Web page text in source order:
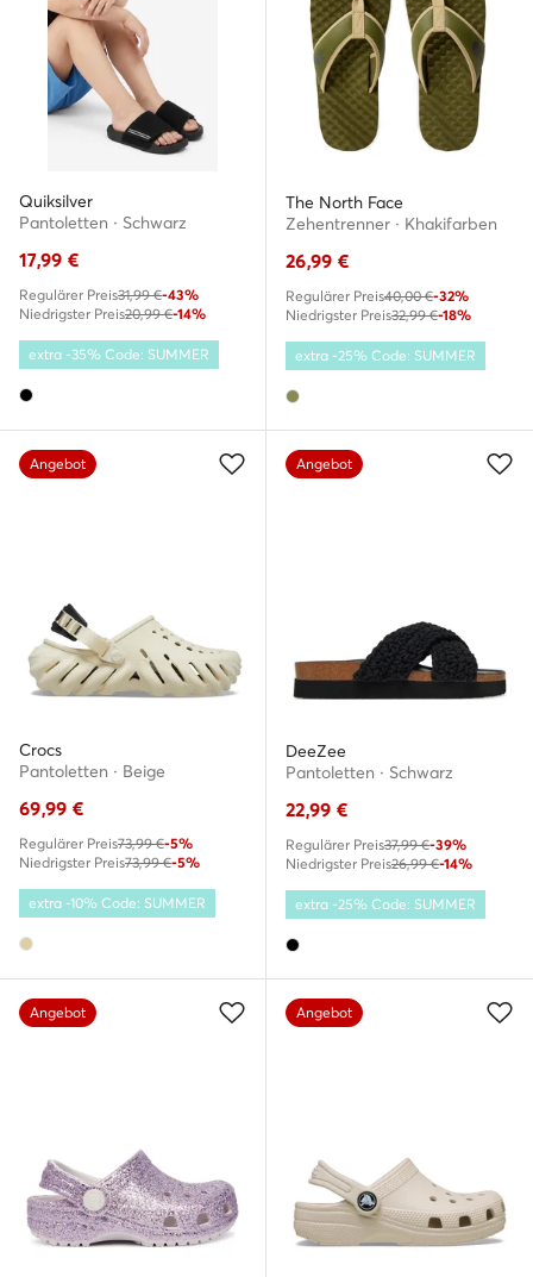
Quiksilver
Pantoletten · Schwarz
17,99 €
Regulärer Preis31,99 €-43%
Niedrigster Preis20,99 €-14%
extra -35% Code: SUMMER
The North Face
Zehentrenner · Khakifarben
26,99 €
Regulärer Preis40,00 €-32%
Niedrigster Preis32,99 €-18%
extra -25% Code: SUMMER
Angebot
Crocs
Pantoletten · Beige
69,99 €
Regulärer Preis73,99 €-5%
Niedrigster Preis73,99 €-5%
extra -10% Code: SUMMER
Angebot
DeeZee
Pantoletten · Schwarz
22,99 €
Regulärer Preis37,99 €-39%
Niedrigster Preis26,99 €-14%
extra -25% Code: SUMMER
Angebot Angebot